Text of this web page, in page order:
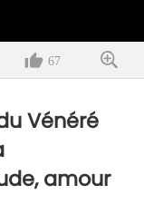
67
Vénéré
amour